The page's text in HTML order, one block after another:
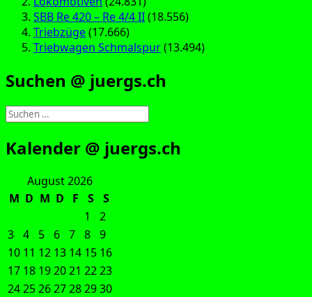
SBB Re 420 – Re 4/4 II(18.556)
Triebzüge(17.666)
Triebwagen Schmalspur(13.494)
Suchen @ juergs.ch
Suchen
nach:
Kalender @ juergs.ch
August 2026
M D M D F S
S
1
2
3 4 5 6 7 8 9
10 11 12 13 14 15 16
17 18 192021 2223
24252627282930